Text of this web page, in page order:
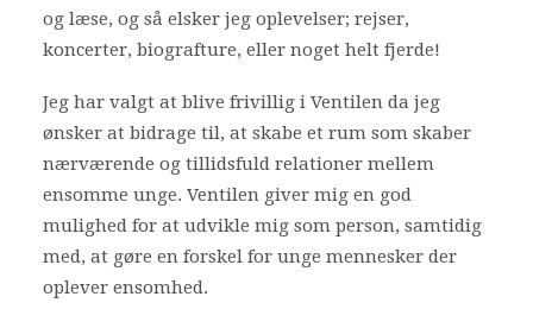
Cart
og læse, og så elsker jeg oplevelser; rejser,
koncerter, biografture, eller noget helt fjerde!
Jeg har valgt at blive frivillig i Ventilen da jeg
ønsker at bidrage til, at skabe et rum som skaber
nærværende og tillidsfuld relationer mellem
ensomme unge. Ventilen giver mig en god
mulighed for at udvikle mig som person, samtidig
med, at gøre en forskel for unge mennesker der
oplever ensomhed.